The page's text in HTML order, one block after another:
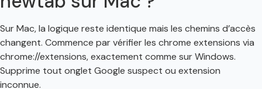
Sur Mac, la logique reste identique mais les chemins d’accès
changent. Commence par vérifier les chrome extensions via
chrome://extensions, exactement comme sur Windows.
Supprime tout onglet Google suspect ou extension
inconnue.